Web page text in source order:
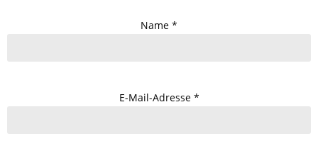
Name *
E-Mail-Adresse *